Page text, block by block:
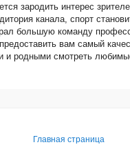
зародить интерес
канала, спорт
большую команду
вам самый
и родными смотреть
Главная страница